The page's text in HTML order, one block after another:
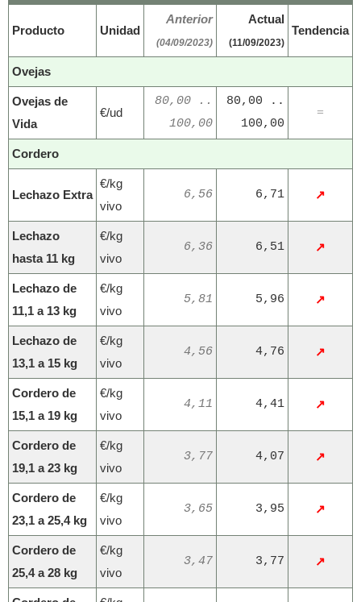
Producto Unidad
Anterior
(04/09/2023)
Actual
(11/09/2023)
Tendencia
Ovejas
Ovejas de
Vida
€/ud
80,00 ..
100,00
80,00 ..
100,00
=
Cordero
Lechazo Extra
€/kg
vivo
6,56 6,71 ↗
Lechazo
hasta 11 kg
€/kg
vivo
6,36 6,51 ↗
Lechazo de
11,1 a 13 kg
€/kg
vivo
5,81 5,96 ↗
Lechazo de
13,1 a 15 kg
€/kg
vivo
4,56 4,76 ↗
Cordero de
15,1 a 19 kg
€/kg
vivo
4,11 4,41 ↗
Cordero de
19,1 a 23 kg
€/kg
vivo
3,77 4,07 ↗
Cordero de
23,1 a 25,4 kg
€/kg
vivo
3,65 3,95 ↗
Cordero de
25,4 a 28 kg
€/kg
vivo
3,47 3,77 ↗